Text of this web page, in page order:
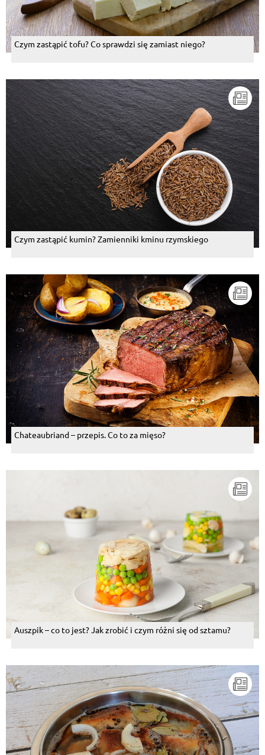
Czym zastąpić tofu? Co sprawdzi się zamiast niego?
Czym zastąpić kumin? Zamienniki kminu rzymskiego
Chateaubriand – przepis. Co to za mięso?
Auszpik – co to jest? Jak zrobić i czym różni się od sztamu?